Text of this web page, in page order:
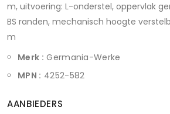
m, uitvoering: L-onderstel, oppervlak
BS randen, mechanisch hoogte
m
Merk : Germania-Werke
MPN : 4252-582
AANBIEDERS